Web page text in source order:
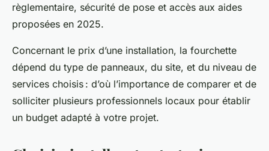
règlementaire, sécurité de pose et accès aux aides
proposées en 2025.
Concernant le prix d’une installation, la fourchette
dépend du type de panneaux, du site, et du niveau de
services choisis : d’où l’importance de comparer et de
solliciter plusieurs professionnels locaux pour établir
un budget adapté à votre projet.